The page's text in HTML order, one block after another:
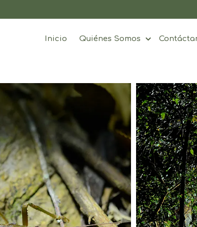
Inicio Quiénes Somos
Show